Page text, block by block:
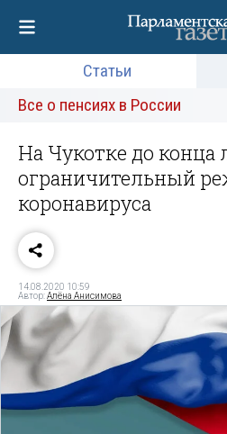
Статьи
Все о пенсиях в России
На Чукотке до конца
ограничительный
коронавируса
14.08.2020 10:59
Автор:Алёна Анисимова